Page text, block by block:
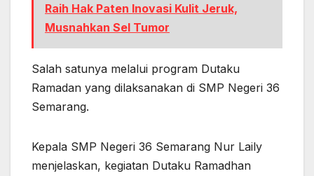
Raih Hak Paten Inovasi Kulit Jeruk,
Musnahkan Sel Tumor
Salah satunya melalui program Dutaku
Ramadan yang dilaksanakan di SMP Negeri 36
Semarang.
Kepala SMP Negeri 36 Semarang Nur Laily
menjelaskan, kegiatan Dutaku Ramadhan